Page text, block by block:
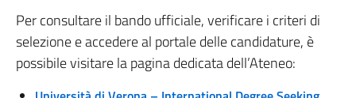
Per consultare il bando ufficiale, verificare i criteri di
selezione e accedere al portale delle candidature, è
possibile visitare la pagina dedicata dell’Ateneo: